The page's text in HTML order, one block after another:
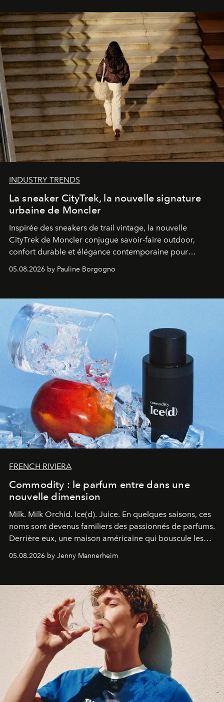
INDUSTRY TRENDS
La sneaker CityTrek, la nouvelle signature
urbaine de Moncler
Inspirée des sneakers de trail vintage, la nouvelle
CityTrek de Moncler conjugue savoir-faire outdoor,
confort durable et élégance contemporaine pour
05.08.2026 by Pauline Borgogno
FRENCH RIVIERA
Commodity : le parfum entre dans une
nouvelle dimension
Milk. Milk Orchid. Ice(d). Juice. En quelques saisons, ces
noms sont devenus familiers des passionnés de parfums.
Derrière eux, une maison américaine qui bouscule les
une approche aussi intuitive que personnelle :
05.08.2026 by Jenny Mannerheim